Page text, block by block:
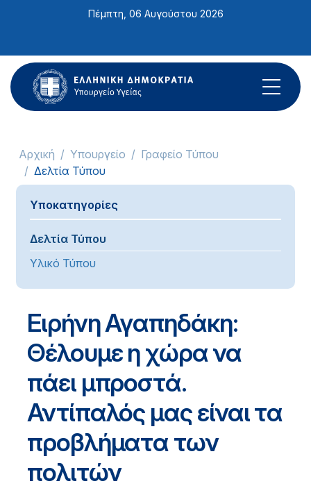
ιστότοπος
περιλαμβάνει
ένα
σύστημα
Πέμπτη, 06 Αυγούστου 2026
Αρχική Υπουργείο
Γραφείο Τύπου
Δελτία Τύπου
Υποκατηγορίες
Δελτία Τύπου
Υλικό Τύπου
Ειρήνη Αγαπηδάκη:
Θέλουμε η χώρα να
πάει μπροστά.
Αντίπαλός μας είναι τα
προβλήματα των
πολιτών